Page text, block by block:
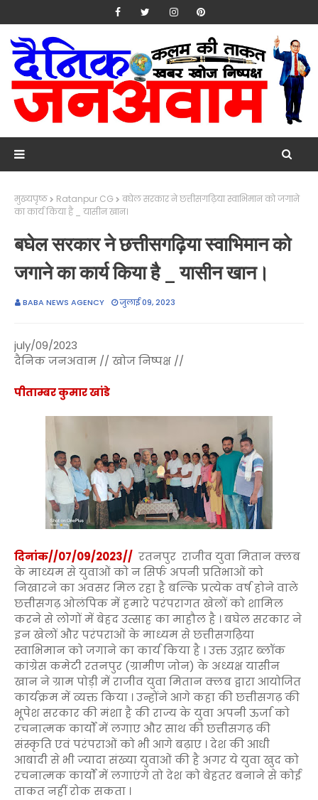
मुख्यपृष्ठ Ratanpur CG
बघेल सरकार ने छत्तीसगढ़िया स्वाभिमान को जगाने
का कार्य किया है _ यासीन खान।
बघेल सरकार ने छत्तीसगढ़िया स्वाभिमान को
जगाने का कार्य किया है _ यासीन खान।
BABA NEWS AGENCY जुलाई 09, 2023
july/09/2023
दैनिक जनअवाम // खोज निष्पक्ष //
पीताम्बर कुमार खांडे
दिनांक//07/09/2023// रतनपुर राजीव युवा मितान क्लब
के माध्यम से युवाओं को न सिर्फ अपनी प्रतिभाओं को
निखारने का अवसर मिल रहा है बल्कि प्रत्येक वर्ष होने वाले
छत्तीसगढ़ ओलंपिक में हमारे परंपरागत खेलों को शामिल
करने से लोगों में बेहद उत्साह का माहौल है । बघेल सरकार ने
इन खेलों और परंपराओं के माध्यम से छत्तीसगढ़िया
स्वाभिमान को जगाने का कार्य किया है । उक्त उद्गार ब्लॉक
कांग्रेस कमेटी रतनपुर (ग्रामीण जोन) के अध्यक्ष यासीन
खान ने ग्राम पोड़ी में राजीव युवा मितान क्लब द्वारा आयोजित
कार्यक्रम में व्यक्त किया । उन्होंने आगे कहा की छत्तीसगढ़ की
भूपेश सरकार की मंशा है की राज्य के युवा अपनी ऊर्जा को
रचनात्मक कार्यों में लगाए और साथ की छत्तीसगढ़ की
संस्कृति एवं परंपराओं को भी आगे बढ़ाए । देश की आधी
आबादी से भी ज्यादा संख्या युवाओं की है अगर ये युवा खुद को
रचनात्मक कार्यों में लगाएंगे तो देश को बेहतर बनाने से कोई
ताकत नहीं रोक सकता ।